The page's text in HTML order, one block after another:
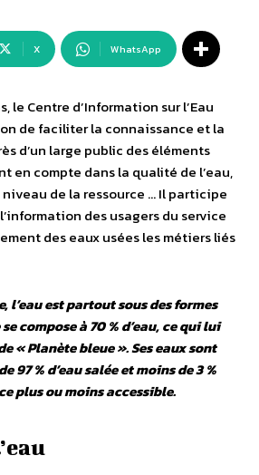
X WhatsApp
le Centre d’Information sur l’Eau
de faciliter la connaissance et la
d’un large public des éléments
en compte dans la qualité de l’eau,
de la ressource … Il participe
des usagers du service
des eaux usées les métiers liés
l’eau est partout sous des formes
compose à 70 % d’eau, ce qui lui
« Planète bleue ». Ses eaux sont
97 % d’eau salée et moins de 3 %
plus ou moins accessible.